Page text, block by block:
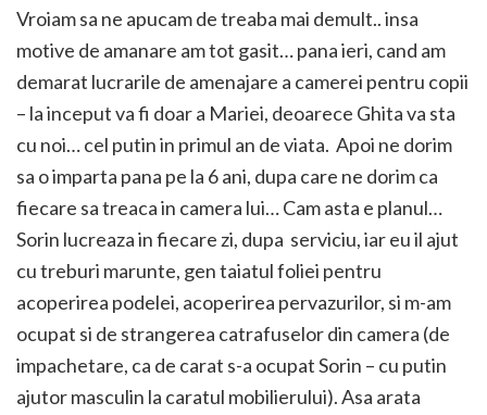
Vroiam sa ne apucam de treaba mai demult.. insa
motive de amanare am tot gasit… pana ieri, cand am
demarat lucrarile de amenajare a camerei pentru copii
– la inceput va fi doar a Mariei, deoarece Ghita va sta
cu noi… cel putin in primul an de viata. Apoi ne dorim
sa o imparta pana pe la 6 ani, dupa care ne dorim ca
fiecare sa treaca in camera lui… Cam asta e planul…
Sorin lucreaza in fiecare zi, dupa serviciu, iar eu il ajut
cu treburi marunte, gen taiatul foliei pentru
acoperirea podelei, acoperirea pervazurilor, si m-am
ocupat si de strangerea catrafuselor din camera (de
impachetare, ca de carat s-a ocupat Sorin – cu putin
ajutor masculin la caratul mobilierului). Asa arata